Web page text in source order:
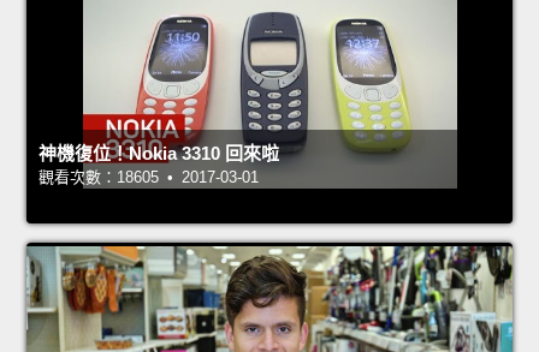
神機復位！Nokia 3310 回來啦
觀看次數：18605 • 2017-03-01